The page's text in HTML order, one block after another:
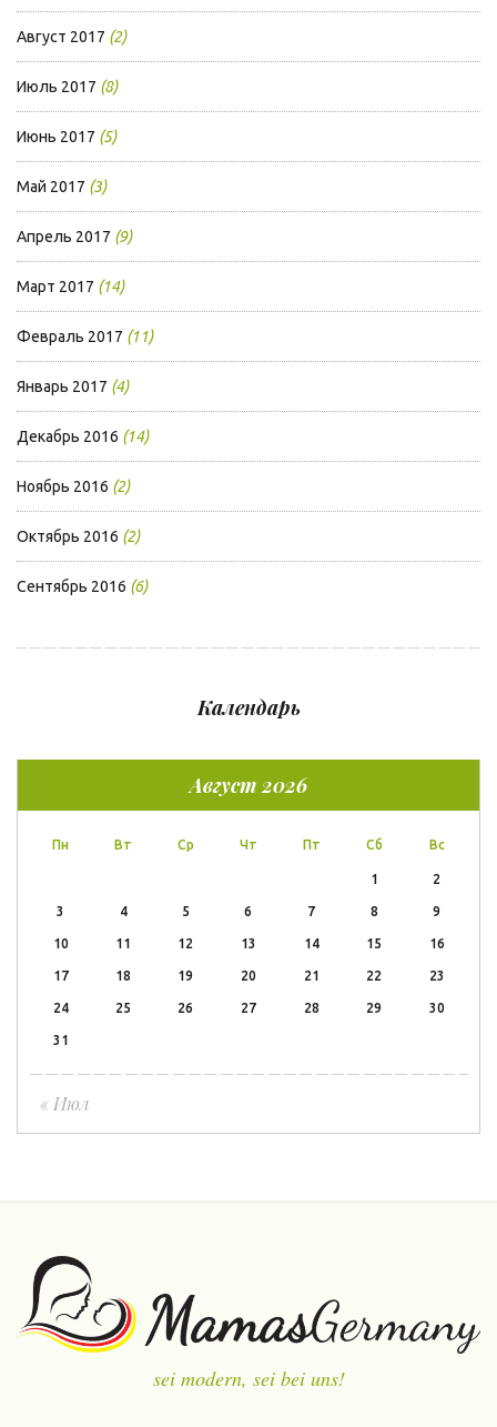
Август 2017 (2)
Июль 2017 (8)
Июнь 2017 (5)
Май 2017 (3)
Апрель 2017 (9)
Март 2017 (14)
Февраль 2017 (11)
Январь 2017 (4)
Декабрь 2016 (14)
Ноябрь 2016 (2)
Октябрь 2016 (2)
Сентябрь 2016 (6)
Календарь
Август 2026
Пн Вт Ср Чт Пт Сб Вс
« Июл
1 2
3 4 5 6 7 8 9
10 11 12 13 14 15 16
17 18 19 20 21 22 23
24 25 26 27 28 29 30
31
sei modern, sei bei uns!